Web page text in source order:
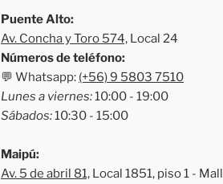
Puente Alto:
Av. Concha y Toro 574, Local 24
Números de teléfono:
💬 Whatsapp: (+56) 9 5803 7510
Lunes a viernes:10:00 - 19:00
Sábados:10:30 - 15:00
Maipú:
Av. 5 de abril 81, Local 1851, piso 1 - Mall